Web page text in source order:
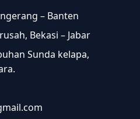
– Banten
Bekasi – Jabar
Sunda kelapa,